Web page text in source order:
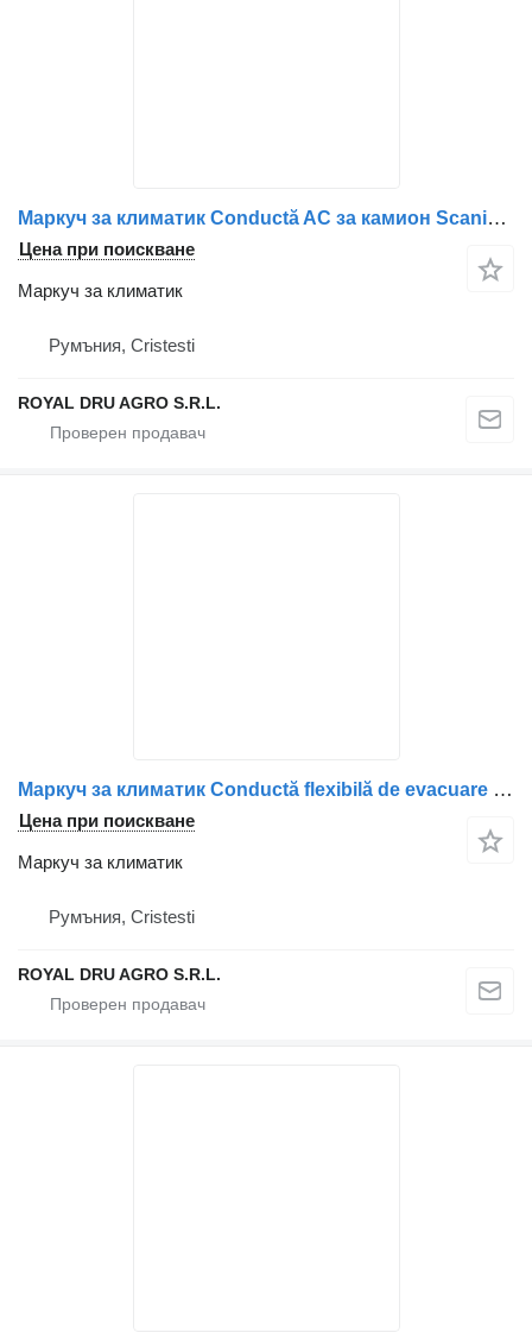
Маркуч за климатик Conductă AC за камион Scania 1872372/1772727/1772728 – 11
Цена при поискване
Маркуч за климатик
Румъния, Cristesti
ROYAL DRU AGRO S.R.L.
Маркуч за климатик Conductă flexibilă de evacuare за камион Scania – Cod 1734040
Цена при поискване
Маркуч за климатик
Румъния, Cristesti
ROYAL DRU AGRO S.R.L.